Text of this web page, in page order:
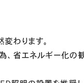
わります。
省エネルギー化の